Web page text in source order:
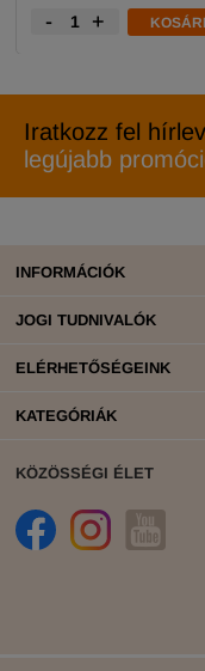
- +
Iratkozz fel
legújabb
INFORMÁCIÓK
JOGI TUDNIVALÓK
ELÉRHETŐSÉGEINK
KATEGÓRIÁK
KÖZÖSSÉGI ÉLET